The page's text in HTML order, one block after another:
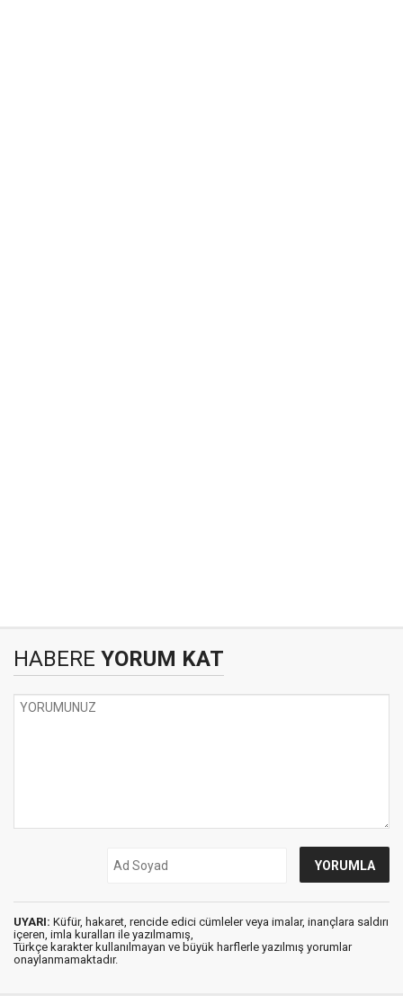
HABERE YORUM KAT
UYARI: Küfür, hakaret, rencide edici cümleler veya imalar, inançlara saldırı
içeren, imla kuralları ile yazılmamış,
Türkçe karakter kullanılmayan ve büyük harflerle yazılmış yorumlar
onaylanmamaktadır.